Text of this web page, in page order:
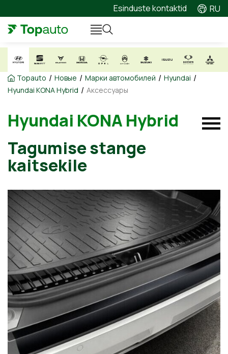
Esinduste kontaktid RU
Topauto / Новые / Марки автомобилей / Hyundai /
Hyundai KONA Hybrid / Аксессуары
Hyundai KONA Hybrid
Tagumise stange
kaitsekile